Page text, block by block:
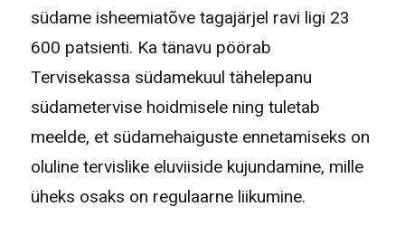
südame isheemiatõve tagajärjel ravi ligi 23
600 patsienti. Ka tänavu pöörab
Tervisekassa südamekuul tähelepanu
südametervise hoidmisele ning tuletab
meelde, et südamehaiguste ennetamiseks on
oluline tervislike eluviiside kujundamine, mille
üheks osaks on regulaarne liikumine.